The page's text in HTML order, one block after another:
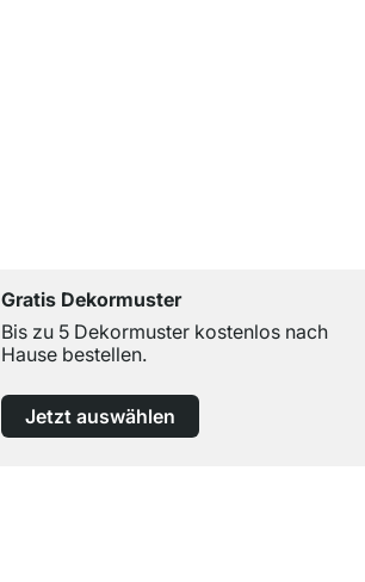
Gratis Dekormuster
Bis zu 5 Dekormuster kostenlos nach
Hause bestellen.
Jetzt auswählen